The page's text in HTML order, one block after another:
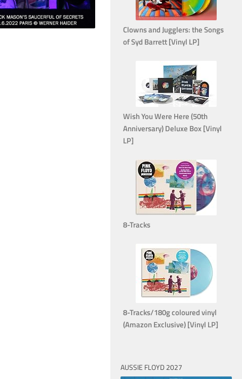
Clowns and Jugglers: the Songs
of Syd Barrett [Vinyl LP]
Wish You Were Here (50th
Anniversary) Deluxe Box [Vinyl
LP]
8-Tracks
8-Tracks/180g coloured vinyl
(Amazon Exclusive) [Vinyl LP]
AUSSIE FLOYD 2027